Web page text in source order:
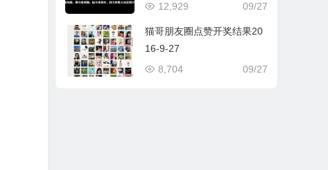
09/27
12,929
猫哥朋友圈点赞开奖结果20
16-9-27
09/27
8,704